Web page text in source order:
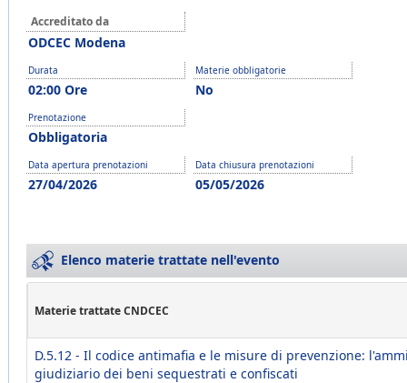
Accreditato da
ODCEC Modena
Durata
02:00 Ore
Materie obbligatorie
No
Prenotazione
Obbligatoria
Data apertura prenotazioni
27/04/2026
Data chiusura prenotazioni
05/05/2026
Elenco materie trattate nell'evento
Materie trattate CNDCEC
D.5.12 - Il codice antimafia e le misure di prevenzione:
giudiziario dei beni sequestrati e confiscati